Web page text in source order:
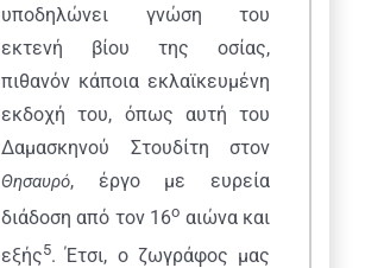
υποδηλώνει γνώση του
εκτενή βίου της οσίας,
πιθανόν κάποια εκλαϊκευμένη
εκδοχή του, όπως αυτή του
Δαμασκηνού Στουδίτη στον
Θησαυρό, έργο με ευρεία
διάδοση από τον 16ο αιώνα και
εξής5. Έτσι, ο ζωγράφος μας